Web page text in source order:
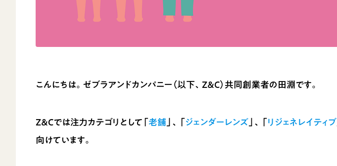
こんにちは。ゼブラアンドカンパニー（以下、Z＆C）共同創業者の田淵です。
Z＆Cでは注力カテゴリとして「老舗 」、「ジェンダーレンズ 」、「リジェネレイティブ
向けています。